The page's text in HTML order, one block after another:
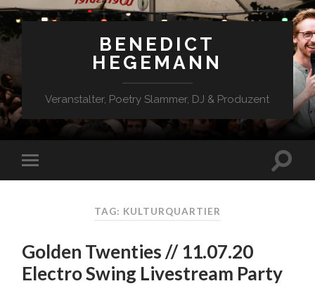
BENEDICT
HEGEMANN
Veranstalter, Poetry Slammer, DJ & Produzent
TAG: KULTURQUARTIER
Golden Twenties // 11.07.20
Electro Swing Livestream Party